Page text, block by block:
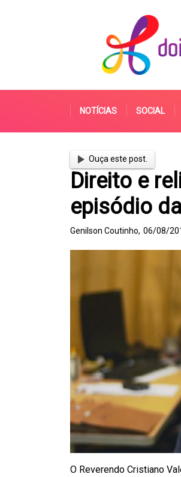
NOTÍCIAS SOCIAL
Ouça este post.
Direito e
episódio
Genilson Coutinho, 06/08/
O Reverendo Cristiano